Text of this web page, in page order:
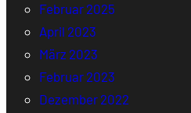
Februar 2025
April 2023
März 2023
Februar 2023
Dezember 2022